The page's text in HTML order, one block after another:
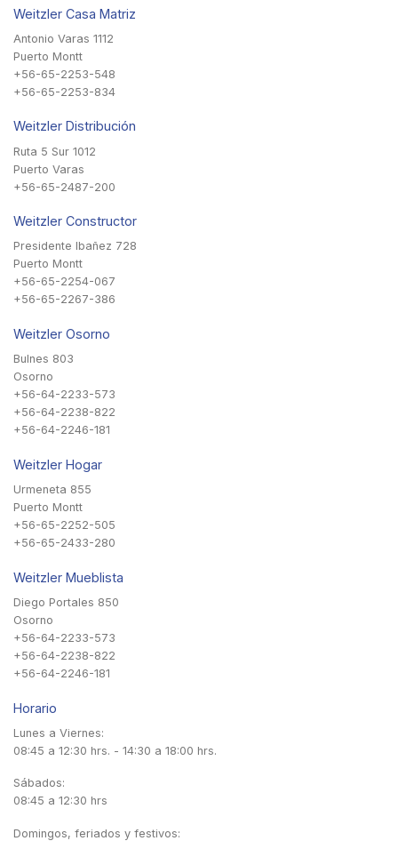
Weitzler Casa Matriz
Antonio Varas 1112
Puerto Montt
+56-65-2253-548
+56-65-2253-834
Weitzler Distribución
Ruta 5 Sur 1012
Puerto Varas
+56-65-2487-200
Weitzler Constructor
Presidente Ibañez 728
Puerto Montt
+56-65-2254-067
+56-65-2267-386
Weitzler Osorno
Bulnes 803
Osorno
+56-64-2233-573
+56-64-2238-822
+56-64-2246-181
Weitzler Hogar
Urmeneta 855
Puerto Montt
+56-65-2252-505
+56-65-2433-280
Weitzler Mueblista
Diego Portales 850
Osorno
+56-64-2233-573
+56-64-2238-822
+56-64-2246-181
Horario
Lunes a Viernes:
08:45 a 12:30 hrs. - 14:30 a 18:00 hrs.
Sábados:
08:45 a 12:30 hrs
Domingos, feriados y festivos: